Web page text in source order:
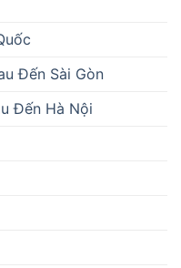
Đến Sài Gòn
Đến Hà Nội